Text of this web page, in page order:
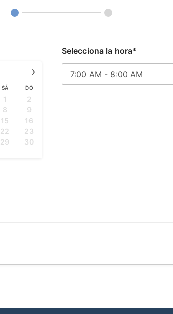
›
SÁ DO
1
2
8
9
15
16
22
23
29
30
Selecciona la hora*